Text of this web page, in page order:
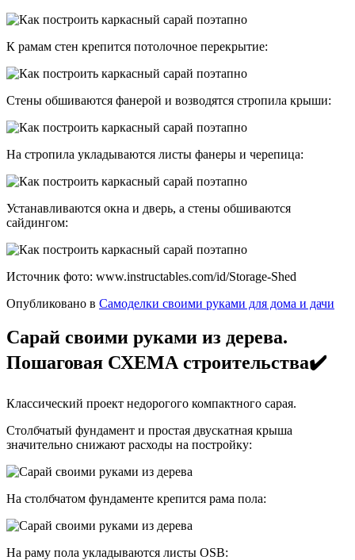
К рамам стен крепится потолочное перекрытие:
Стены обшиваются фанерой и возводятся стропила крыши:
На стропила укладываются листы фанеры и черепица:
Устанавливаются окна и дверь, а стены обшиваются
сайдингом:
Источник фото: www.instructables.com/id/Storage-Shed
Опубликовано в Самоделки своими руками для дома и дачи
Сарай своими руками из дерева.
Пошаговая СХЕМА строительства✔️
Классический проект недорогого компактного сарая.
Столбчатый фундамент и простая двускатная крыша
значительно снижают расходы на постройку:
На столбчатом фундаменте крепится рама пола:
На раму пола укладываются листы OSB: